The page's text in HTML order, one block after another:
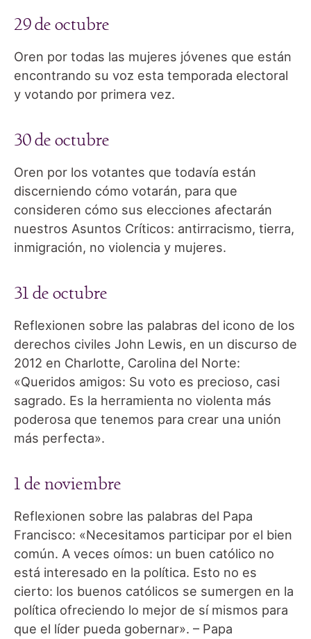
29 de octubre
Oren por todas las mujeres jóvenes que están
encontrando su voz esta temporada electoral
y votando por primera vez.
30 de octubre
Oren por los votantes que todavía están
discerniendo cómo votarán, para que
consideren cómo sus elecciones afectarán
nuestros Asuntos Críticos: antirracismo, tierra,
inmigración, no violencia y mujeres.
31 de octubre
Reflexionen sobre las palabras del icono de los
derechos civiles John Lewis, en un discurso de
2012 en Charlotte, Carolina del Norte:
«Queridos amigos: Su voto es precioso, casi
sagrado. Es la herramienta no violenta más
poderosa que tenemos para crear una unión
más perfecta».
1 de noviembre
Reflexionen sobre las palabras del Papa
Francisco: «Necesitamos participar por el bien
común. A veces oímos: un buen católico no
está interesado en la política. Esto no es
cierto: los buenos católicos se sumergen en la
política ofreciendo lo mejor de sí mismos para
que el líder pueda gobernar». – Papa